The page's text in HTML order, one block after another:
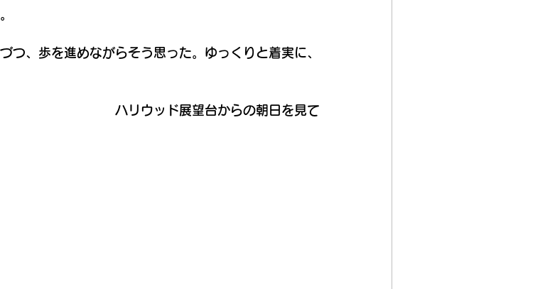
つ、歩を進めながらそう思った。ゆっくりと着実に、
台からの朝日を見て